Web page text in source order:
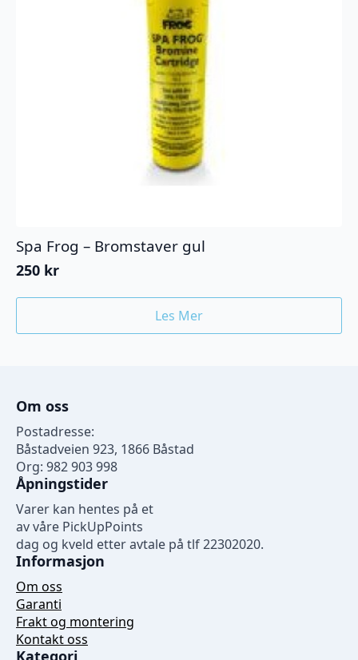
Spa Frog – Bromstaver gul
250 kr
Les Mer
Om oss
Postadresse:
Båstadveien 923, 1866 Båstad
Org: 982 903 998
Åpningstider
Varer kan hentes på et
av våre PickUpPoints
dag og kveld etter avtale på tlf 22302020.
Informasjon
Om oss
Garanti
Frakt og montering
Kontakt oss
Kategori